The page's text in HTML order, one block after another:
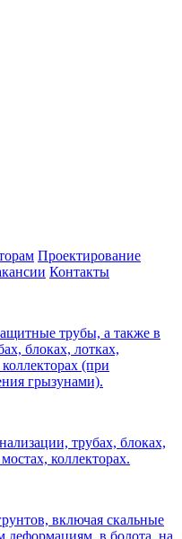
Проектирование
Контакты
трубы, а также в
блоках, лотках,
(при
грызунами).
трубах, блоках,
коллекторах.
включая скальные
в болота, на